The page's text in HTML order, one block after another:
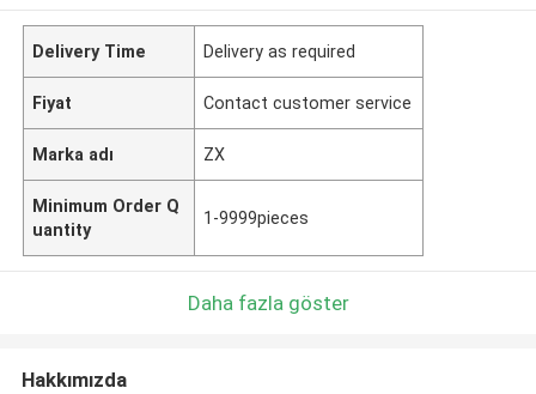
Delivery Time Delivery as required
Fiyat Contact customer service
Marka adı ZX
Minimum Order Q
uantity
1-9999pieces
Daha fazla göster
Hakkımızda